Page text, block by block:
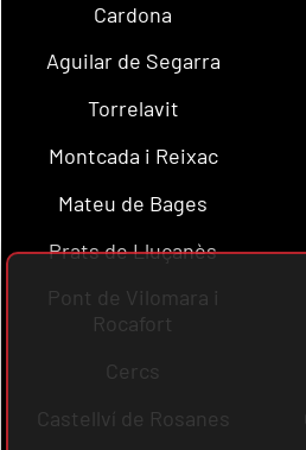
Cardona
Aguilar de Segarra
Torrelavit
Montcada i Reixac
Mateu de Bages
Prats de Lluçanès
Pont de Vilomara i
Rocafort
Cercs
Castellví de Rosanes